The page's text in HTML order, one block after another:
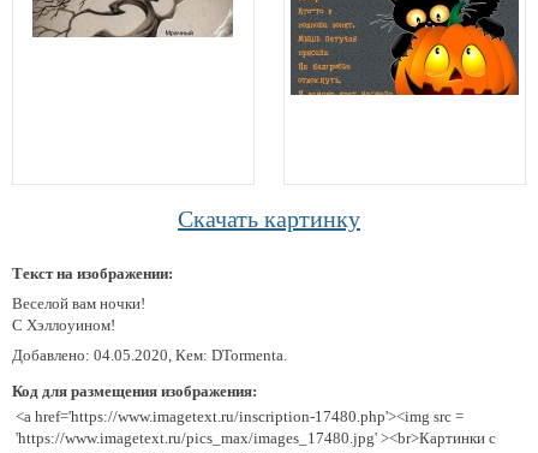
Скачать картинку
Текст на изображении:
Веселой вам ночки!
С Хэллоуином!
Добавлено: 04.05.2020, Кем: DTormenta.
Код для размещения изображения:
<a href='https://www.imagetext.ru/inscription-17480.php'><img src =
'https://www.imagetext.ru/pics_max/images_17480.jpg' ><br>Картинки с